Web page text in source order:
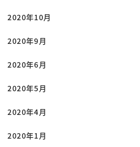
2020年10月
2020年9月
2020年6月
2020年5月
2020年4月
2020年1月